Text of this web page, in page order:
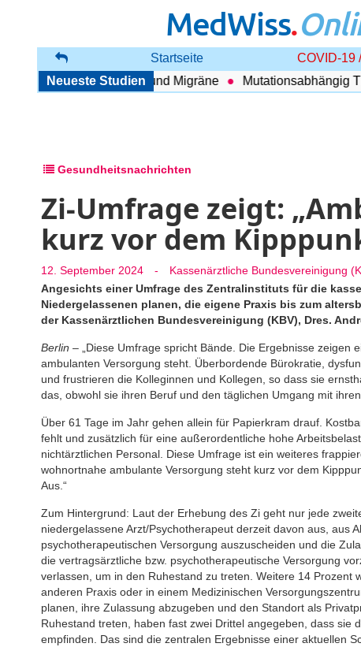
MedWiss.
Startseite COVID-19
Neueste Studien
zwischen COPD und Migräne Mutationsabhängig
Gesundheitsnachrichten
Zi-Umfrage zeigt:
kurz vor dem
12. September 2024 -
Kassenärztliche Bundesvereinigung
Angesichts einer Umfrage des Zentralinstituts für die
Niedergelassenen planen, die eigene Praxis bis zum
der Kassenärztlichen Bundesvereinigung (KBV), Dres.
Berlin – „Diese Umfrage spricht Bände. Die Ergebnisse
ambulanten Versorgung steht. Überbordende Bürokratie,
und frustrieren die Kolleginnen und Kollegen, so dass sie
das, obwohl sie ihren Beruf und den täglichen Umgang mit
Über 61 Tage im Jahr gehen allein für Papierkram drauf.
fehlt und zusätzlich für eine außerordentliche hohe
nichtärztlichen Personal. Diese Umfrage ist ein weiteres
wohnortnahe ambulante Versorgung steht kurz vor dem
Aus.“
Zum Hintergrund: Laut der Erhebung des Zi geht nur jede
niedergelassene Arzt/Psychotherapeut derzeit davon aus, aus
psychotherapeutischen Versorgung auszuscheiden und die
die vertragsärztliche bzw. psychotherapeutische Versorgung
verlassen, um in den Ruhestand zu treten. Weitere 14
anderen Praxis oder in einem Medizinischen
planen, ihre Zulassung abzugeben und den Standort als
Ruhestand treten, haben fast zwei Drittel angegeben, dass sie
empfinden. Das sind die zentralen Ergebnisse einer aktuellen